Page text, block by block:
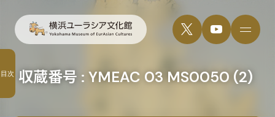
収蔵番号 : YMEAC 03 MS0050 (2)
目次